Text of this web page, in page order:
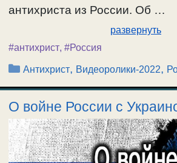
антихриста из России. Об …
развернуть
#антихрист, #Россия
Рубрики
Антихрист, Видеоролики-2022,
О войне России с